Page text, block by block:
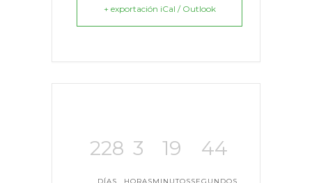
+ exportación iCal / Outlook
228 3 19 44